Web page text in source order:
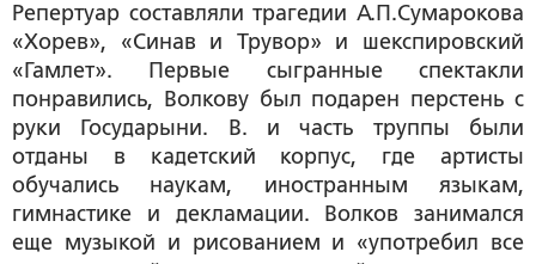
Репертуар составляли трагедии А.П.Сумарокова
«Хорев», «Синав и Трувор» и шекспировский
«Гамлет». Первые сыгранные спектакли
понравились, Волкову был подарен перстень с
руки Государыни. В. и часть труппы были
отданы в кадетский корпус, где артисты
обучались наукам, иностранным языкам,
гимнастике и декламации. Волков занимался
еще музыкой и рисованием и «употребил все